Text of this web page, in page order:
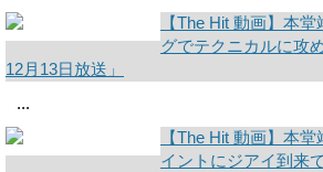
【The Hit 動画】本
グでテクニカルに攻
12月13日放送」
...
【The Hit 動画】本
イントにジアイ到来